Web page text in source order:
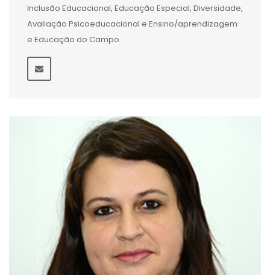
Inclusão Educacional, Educação Especial, Diversidade,
Avaliação Psicoeducacional e Ensino/aprendizagem
e Educação do Campo.